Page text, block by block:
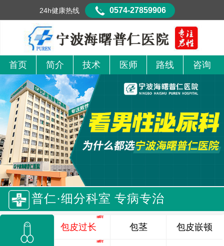
首页 简介 技术 医师 路线 咨询
普仁·细分科室 专病专治
包皮过长 包茎 包皮嵌顿
24h健康热线 0574-27859906